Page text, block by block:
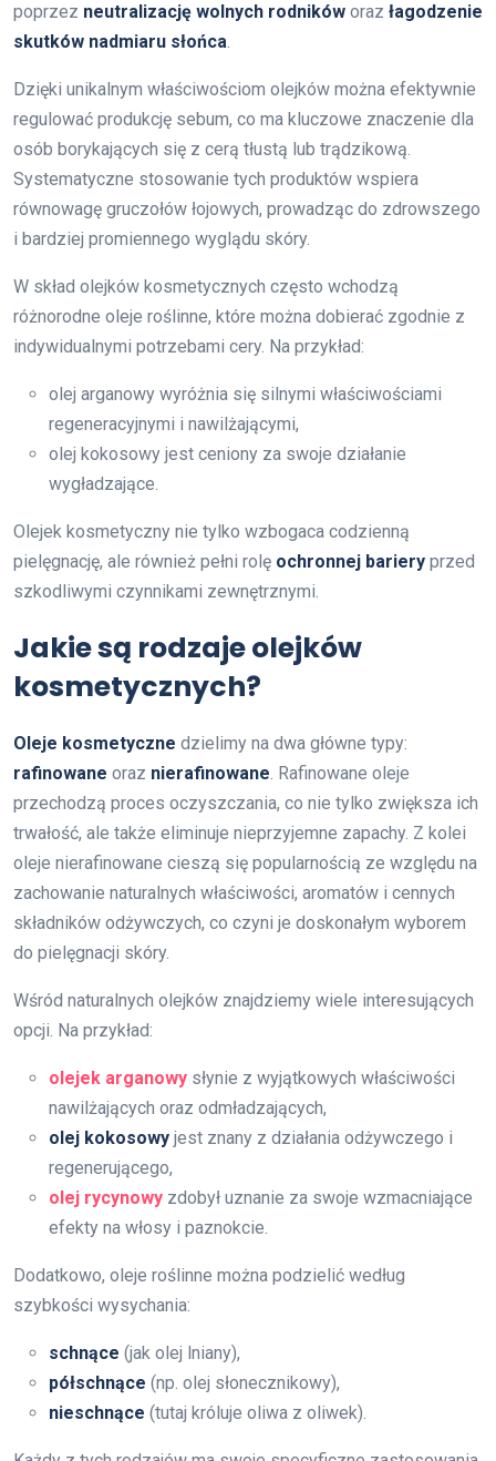
poprzez neutralizację wolnych rodników oraz łagodzenie
skutków nadmiaru słońca.
Dzięki unikalnym właściwościom olejków można efektywnie
regulować produkcję sebum, co ma kluczowe znaczenie dla
osób borykających się z cerą tłustą lub trądzikową.
Systematyczne stosowanie tych produktów wspiera
równowagę gruczołów łojowych, prowadząc do zdrowszego
i bardziej promiennego wyglądu skóry.
W skład olejków kosmetycznych często wchodzą
różnorodne oleje roślinne, które można dobierać zgodnie z
indywidualnymi potrzebami cery. Na przykład:
olej arganowy wyróżnia się silnymi właściwościami
regeneracyjnymi i nawilżającymi,
olej kokosowy jest ceniony za swoje działanie
wygładzające.
Olejek kosmetyczny nie tylko wzbogaca codzienną
pielęgnację, ale również pełni rolę ochronnej bariery przed
szkodliwymi czynnikami zewnętrznymi.
Jakie są rodzaje olejków
kosmetycznych?
Oleje kosmetyczne dzielimy na dwa główne typy:
rafinowane oraz nierafinowane. Rafinowane oleje
przechodzą proces oczyszczania, co nie tylko zwiększa ich
trwałość, ale także eliminuje nieprzyjemne zapachy. Z kolei
oleje nierafinowane cieszą się popularnością ze względu na
zachowanie naturalnych właściwości, aromatów i cennych
składników odżywczych, co czyni je doskonałym wyborem
do pielęgnacji skóry.
Wśród naturalnych olejków znajdziemy wiele interesujących
opcji. Na przykład:
olejek arganowy słynie z wyjątkowych właściwości
nawilżających oraz odmładzających,
olej kokosowy jest znany z działania odżywczego i
regenerującego,
olej rycynowy zdobył uznanie za swoje wzmacniające
efekty na włosy i paznokcie.
Dodatkowo, oleje roślinne można podzielić według
szybkości wysychania:
schnące (jak olej lniany),
półschnące (np. olej słonecznikowy),
nieschnące (tutaj króluje oliwa z oliwek).